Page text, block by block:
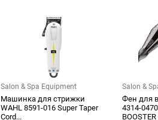
Salon & Spa Equipment
Машинка для стрижки
WAHL 8591-016 Super Taper
Cord...
Salon &
Фен для
4314-